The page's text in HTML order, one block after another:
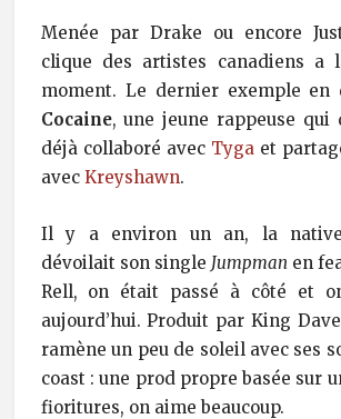
Menée par Drake ou encore
clique des artistes canadiens a
moment. Le dernier exemple en
Cocaine, une jeune rappeuse qui
déjà collaboré avec Tygaet
avec Kreyshawn.
Il y a environ un an, la
dévoilait son single Jumpman en
Rell, on était passé à côté et
aujourd’hui. Produit par King
ramène un peu de soleil avec ses
coast : une prod propre basée sur
fioritures, on aime beaucoup.